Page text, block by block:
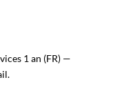
1 an (FR) —